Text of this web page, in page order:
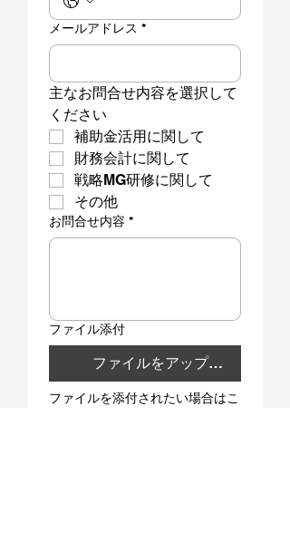
メールアドレス *
主なお問合せ内容を選択して
ください
補助金活用に関して
財務会計に関して
戦略MG研修に関して
その他
お問合せ内容 *
ファイル添付
ファイルをアップロード
ファイルを添付されたい場合はこ